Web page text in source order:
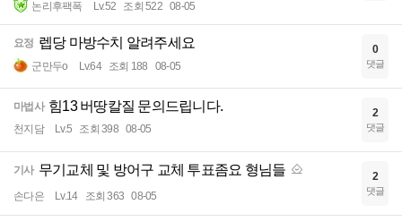
논리후팩폭 Lv.52 조회 522 08-05
요정 렙당 마방수치 알려주세요
군만두o Lv.64 조회 188 08-05
0
댓글
마법사 힘13 버땅칼질 문의드립니다.
천지담 Lv.5 조회 398 08-05
2
댓글
기사 무기교체 및 방어구 교체 투표좀요 형님들
손다은 Lv.14 조회 363 08-05
2
댓글